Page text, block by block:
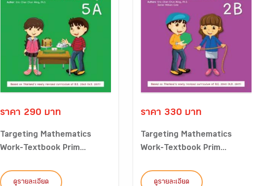
ราคา 290 บาท
Targeting Mathematics
Work-Textbook Prim...
ดูรายละเอียด
ราคา 330 บาท
Targeting Mathematics
Work-Textbook Prim...
ดูรายละเอียด